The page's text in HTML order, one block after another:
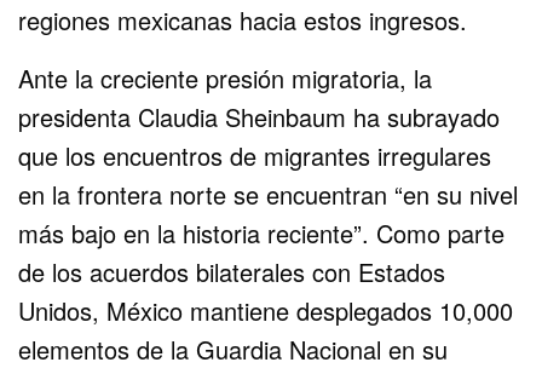
regiones mexicanas hacia estos ingresos.
Ante la creciente presión migratoria, la
presidenta Claudia Sheinbaum ha subrayado
que los encuentros de migrantes irregulares
en la frontera norte se encuentran “en su nivel
más bajo en la historia reciente”. Como parte
de los acuerdos bilaterales con Estados
Unidos, México mantiene desplegados 10,000
elementos de la Guardia Nacional en su